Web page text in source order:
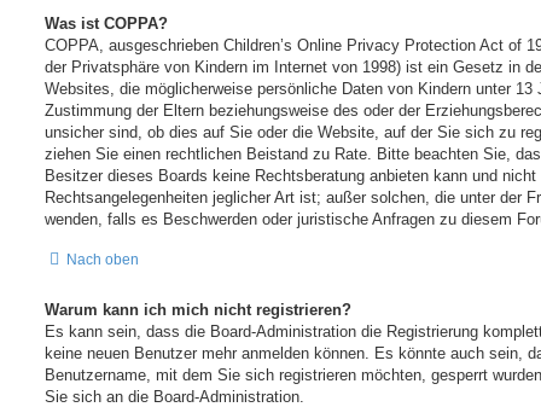
Was ist COPPA?
COPPA, ausgeschrieben Children’s Online Privacy Protection Act of
der Privatsphäre von Kindern im Internet von 1998) ist ein Gesetz in
Websites, die möglicherweise persönliche Daten von Kindern unter 13
Zustimmung der Eltern beziehungsweise des oder der
unsicher sind, ob dies auf Sie oder die Website, auf der Sie sich zu
ziehen Sie einen rechtlichen Beistand zu Rate. Bitte beachten Sie,
Besitzer dieses Boards keine Rechtsberatung anbieten kann und
Rechtsangelegenheiten jeglicher Art ist; außer solchen, die unter der
wenden, falls es Beschwerden oder juristische Anfragen zu diesem
Nach oben
Warum kann ich mich nicht registrieren?
Es kann sein, dass die Board-Administration die Registrierung
keine neuen Benutzer mehr anmelden können. Es könnte auch sein,
Benutzername, mit dem Sie sich registrieren möchten, gesperrt
Sie sich an die Board-Administration.